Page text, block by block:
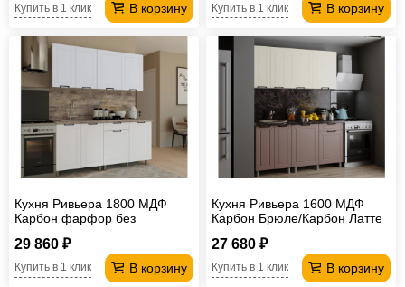
В корзину
Купить в 1 клик В корзину
Купить в 1 клик
Кухня Ривьера 1800 МДФ
Карбон фарфор без
29 860 ₽
В корзину
Купить в 1 клик
Кухня Ривьера 1600 МДФ
Карбон Брюле/Карбон Латте
27 680 ₽
В корзину
Купить в 1 клик